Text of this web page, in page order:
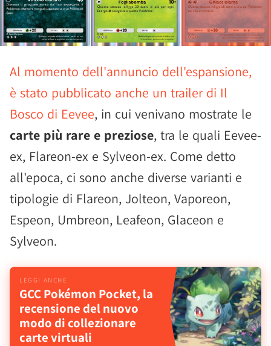
Al momento dell'annuncio dell'espansione,
è stato pubblicato anche un trailer di Il
Bosco di Eevee, in cui venivano mostrate le
carte più rare e preziose, tra le quali Eevee-
ex, Flareon-ex e Sylveon-ex. Come detto
all'epoca, ci sono anche diverse varianti e
tipologie di Flareon, Jolteon, Vaporeon,
Espeon, Umbreon, Leafeon, Glaceon e
Sylveon.
GCC Pokémon Pocket, la
recensione del nuovo
modo di collezionare
carte virtuali